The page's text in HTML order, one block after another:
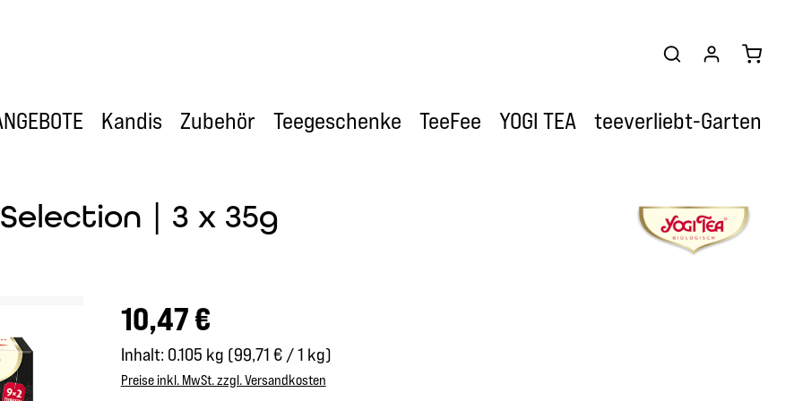
Kandis Zubehör Teegeschenke TeeFee YOGI TEA teeverliebt-Garten
| 3 x 35g
Regulärer Preis:
10,47 €
Inhalt: 0.105 kg (99,71 € / 1 kg)
Preise inkl. MwSt. zzgl. Versandkosten